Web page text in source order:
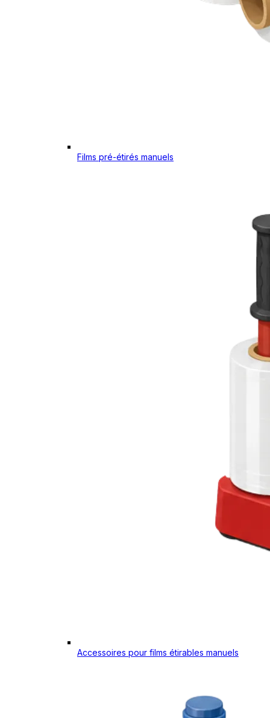
Films pré-étirés manuels
Accessoires pour films étirables manuels